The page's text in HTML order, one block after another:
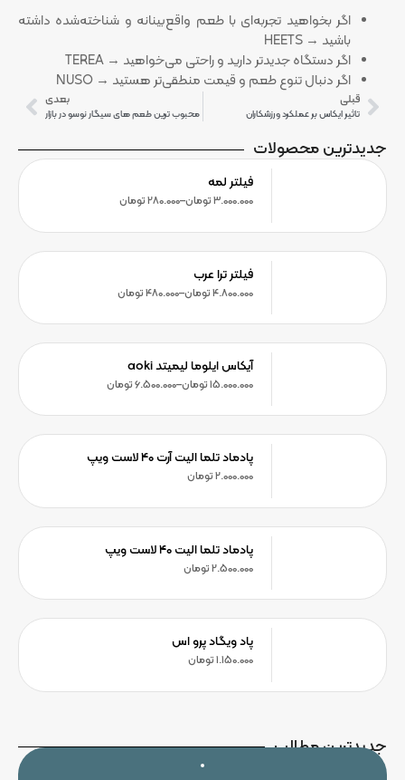
اگر بخواهید تجربه‌ای با طعم واقع‌بینانه و شناخته‌شده داشته
باشید → HEETS
اگر دستگاه جدیدتر دارید و راحتی می‌خواهید → TEREA
اگر دنبال تنوع طعم و قیمت منطقی‌تر هستید → NUSO
قبلی
تاثیر ایکاس بر عملکرد ورزشکاران
بعدی
محبوب ترین طعم های سیگار نوسو در بازار
جدیدترین محصولات
فیلتر لمه
3.000.000تومان–
280.000تومان
فیلتر ترا عرب
4.800.000تومان–
480.000تومان
آیکاس ایلوما لیمیتد aoki
15.000.000تومان–
6.500.000تومان
پادماد تلما الیت آرت ۴۰ لاست ویپ
2.000.000تومان
پادماد تلما الیت ۴۰ لاست ویپ
2.500.000تومان
پاد ویگاد پرو اس
1.150.000تومان
جدیدترین مطالب